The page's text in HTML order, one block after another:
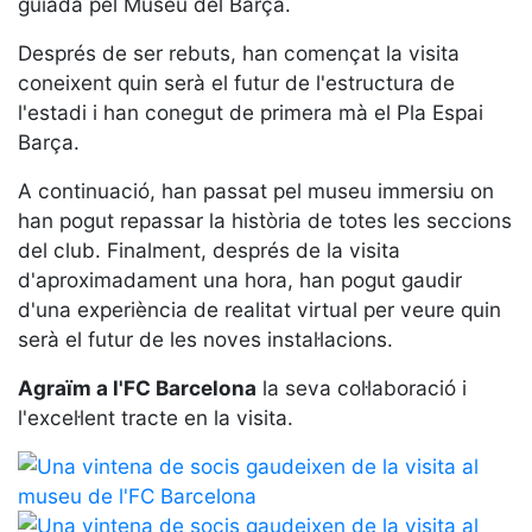
Serveis
Instal·lacions
Preguntes
Freqüents
(FAQs)
nosaltres
Àrea esportiva
Tennis
Escola de
tennis
Next Gen
Palmarès
equips
Llegendes
Jugadors
Després de ser rebuts, han començat la visita
coneixent quin serà el futur de l'estructura de
l'estadi i han conegut de primera mà el Pla Espai
Barça.
A continuació, han passat pel museu immersiu on
han pogut repassar la història de totes les seccions
del club. Finalment, després de la visita
d'aproximadament una hora, han pogut gaudir
d'una experiència de realitat virtual per veure quin
serà el futur de les noves instal·lacions.
Agraïm a l'FC Barcelona la seva col·laboració i
l'excel·lent tracte en la visita.